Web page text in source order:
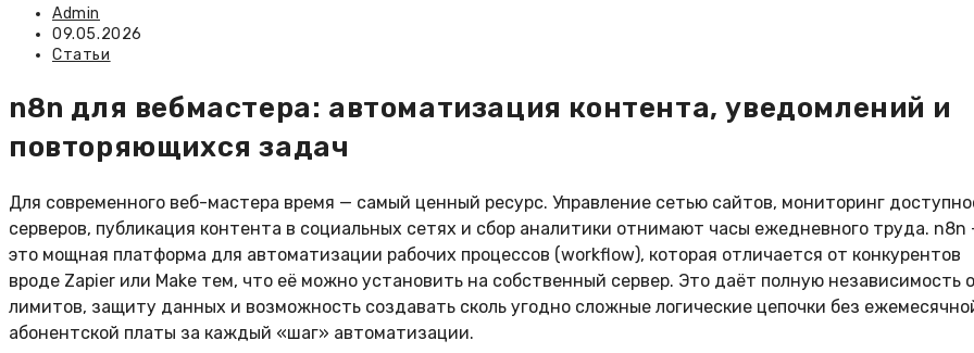
Автор
записи:
Admin
Запись
опубликована:
09.05.2026
Рубрика
Статьи
n8n для вебмастера: автоматизация контента, уведомлений и
повторяющихся задач
Для современного веб-мастера время — самый ценный ресурс. Управление сетью сайтов, мониторинг
серверов, публикация контента в социальных сетях и сбор аналитики отнимают часы ежедневного труда. n8n
это мощная платформа для автоматизации рабочих процессов (workflow), которая отличается от конкурентов
вроде Zapier или Make тем, что её можно установить на собственный сервер. Это даёт полную независимость
лимитов, защиту данных и возможность создавать сколь угодно сложные логические цепочки без
абонентской платы за каждый «шаг» автоматизации.